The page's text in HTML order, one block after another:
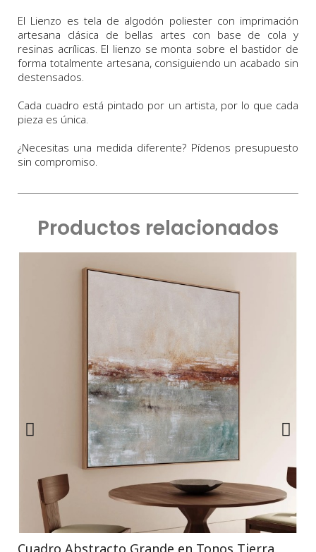
El Lienzo es tela de algodón poliester con imprimación
artesana clásica de bellas artes con base de cola y
resinas acrílicas. El lienzo se monta sobre el bastidor de
forma totalmente artesana, consiguiendo un acabado sin
destensados.
Cada cuadro está pintado por un artista, por lo que cada
pieza es única.
¿Necesitas una medida diferente? Pídenos presupuesto
sin compromiso.
Productos relacionados
Cuadro Abstracto Grande en Tonos Tierra